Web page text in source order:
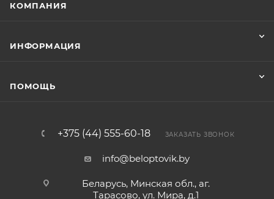
КОМПАНИЯ
ИНФОРМАЦИЯ
ПОМОЩЬ
+375 (44) 555-60-18 ЗАКАЗАТЬ ЗВОНОК
info@beloptovik.by
Беларусь, Минская обл., аг.
Тарасово, ул. Мира, д.1